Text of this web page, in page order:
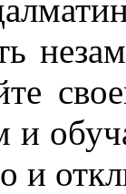
и
и